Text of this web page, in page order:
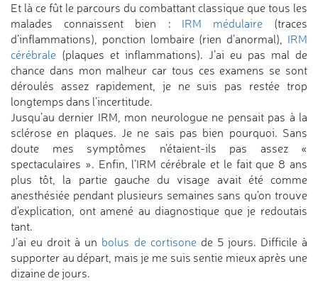
Et là ce fût le parcours du combattant classique que tous les
malades connaissent bien : IRM médulaire(traces
d’inflammations), ponction lombaire (rien d’anormal), IRM
cérébrale (plaques et inflammations). J’ai eu pas mal de
chance dans mon malheur car tous ces examens se sont
déroulés assez rapidement, je ne suis pas restée trop
longtemps dans l’incertitude.
Jusqu’au dernier IRM, mon neurologue ne pensait pas à la
sclérose en plaques. Je ne sais pas bien pourquoi. Sans
doute mes symptômes n’étaient-ils pas assez «
spectaculaires ». Enfin, l’IRM cérébrale et le fait que 8 ans
plus tôt, la partie gauche du visage avait été comme
anesthésiée pendant plusieurs semaines sans qu’on trouve
d’explication, ont amené au diagnostique que je redoutais
tant.
J’ai eu droit à un bolus de cortisonede 5 jours. Difficile à
supporter au départ, mais je me suis sentie mieux après une
dizaine de jours.